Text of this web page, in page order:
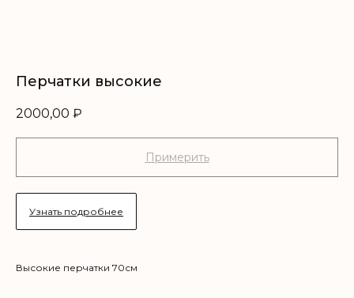
Перчатки высокие
2000,00 ₽
Примерить
Узнать подробнее
Высокие перчатки 70см